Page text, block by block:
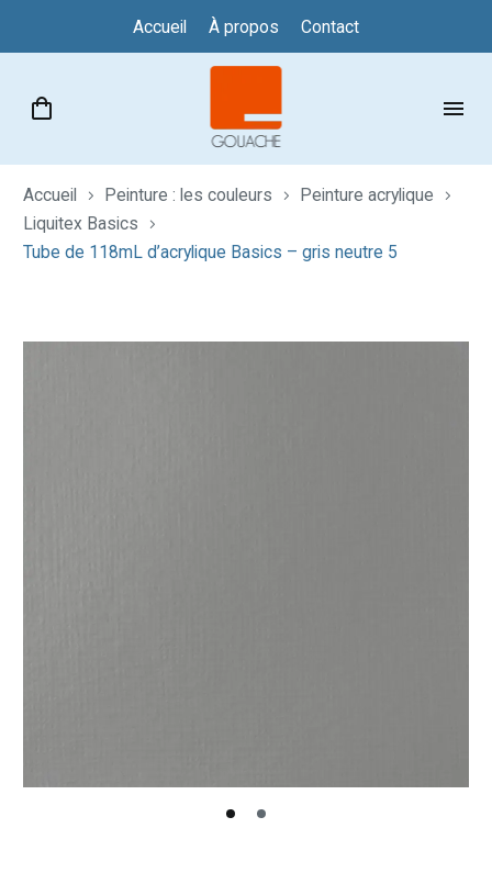
Accueil À propos Contact
Accueil Peinture : les couleurs
Peinture acrylique
Liquitex Basics
Tube de 118mL d’acrylique Basics – gris neutre 5